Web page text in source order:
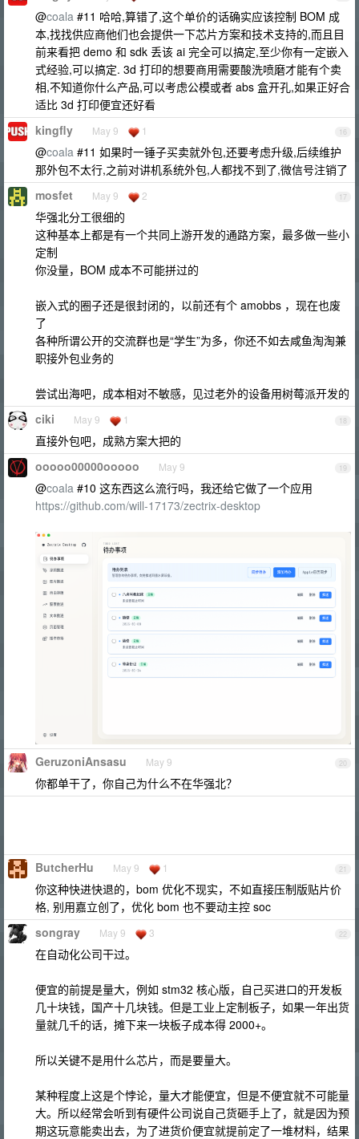
@coala #11 哈哈,算错了,这个单价的话确实应该控制 BOM 成
本,找找供应商他们也会提供一下芯片方案和技术支持的,而且目
前来看把 demo 和 sdk 丢该 ai 完全可以搞定,至少你有一定嵌入
式经验,可以搞定. 3d 打印的想要商用需要酸洗喷磨才能有个卖
相,不知道你什么产品,可以考虑公模或者 abs 盒开孔,如果正好合
适比 3d 打印便宜还好看
16
kingfly May 9 1
@coala #11 如果时一锤子买卖就外包,还要考虑升级,后续维护
那外包不太行,之前对讲机系统外包,人都找不到了,微信号注销了
17
mosfet May 9 2
华强北分工很细的
这种基本上都是有一个共同上游开发的通路方案，最多做一些小
定制
你没量，BOM 成本不可能拼过的
嵌入式的圈子还是很封闭的，以前还有个 amobbs ，现在也废
了
各种所谓公开的交流群也是“学生”为多，你还不如去咸鱼淘淘兼
职接外包业务的
尝试出海吧，成本相对不敏感，见过老外的设备用树莓派开发的
18
ciki May 9 1
直接外包吧，成熟方案大把的
19
ooooo00000ooooo May 9
@coala #10 这东西这么流行吗，我还给它做了一个应用
https://github.com/will-17173/zectrix-desktop
20
GeruzoniAnsasu May 9
你都单干了，你自己为什么不在华强北？
21
ButcherHu May 9 1
你这种快进快退的，bom 优化不现实，不如直接压制版贴片价
格, 别用嘉立创了，优化 bom 也不要动主控 soc
22
songray May 9 3
在自动化公司干过。
便宜的前提是量大，例如 stm32 核心版，自己买进口的开发板
几十块钱，国产十几块钱。但是工业上定制板子，如果一年出货
量就几千的话，摊下来一块板子成本得 2000+。
所以关键不是用什么芯片，而是要量大。
某种程度上这是个悖论，量大才能便宜，但是不便宜就不可能量
大。所以经常会听到有硬件公司说自己货砸手上了，就是因为预
期这玩意能卖出去，为了进货价便宜就提前定了一堆材料，结果